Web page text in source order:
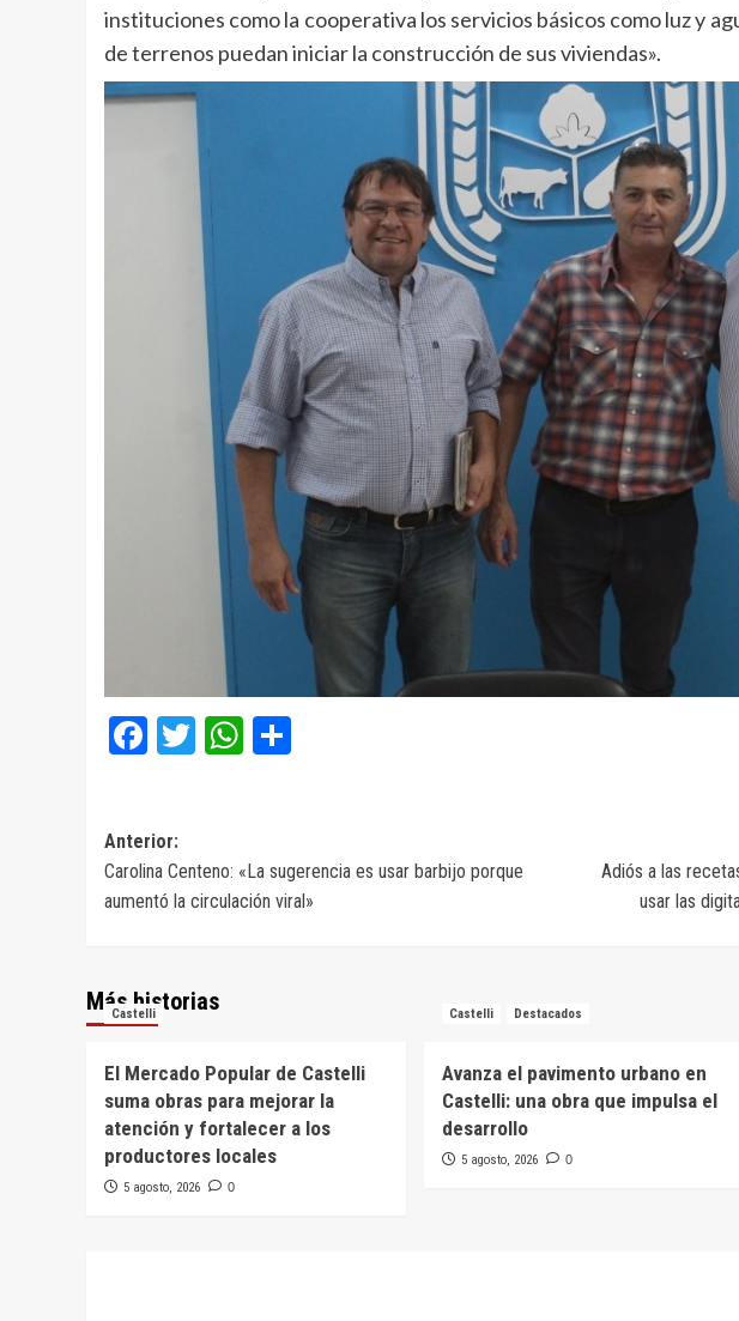
instituciones como la cooperativa los servicios básicos como luz y
de terrenos puedan iniciar la construcción de sus viviendas».
Facebook
TwitterWhatsApp
Navegación
de
Anterior:
Carolina Centeno: «La sugerencia es usar barbijo porque
aumentó la circulación viral»
Adiós a las
usar las
Más historias
Castelli
El Mercado Popular de Castelli
suma obras para mejorar la
atención y fortalecer a los
productores locales
5 agosto, 2026 0
Castelli Destacados
Avanza el pavimento urbano en
Castelli: una obra que impulsa el
desarrollo
5 agosto, 2026 0